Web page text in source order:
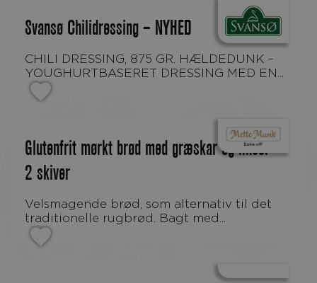
Svansø Chilidressing – NYHED
CHILI DRESSING, 875 GR. HÆLDEDUNK –
YOUGHURTBASERET DRESSING MED EN...
Glutenfrit mørkt brød med græskar og linser –
2 skiver
Velsmagende brød, som alternativ til det
traditionelle rugbrød. Bagt med...